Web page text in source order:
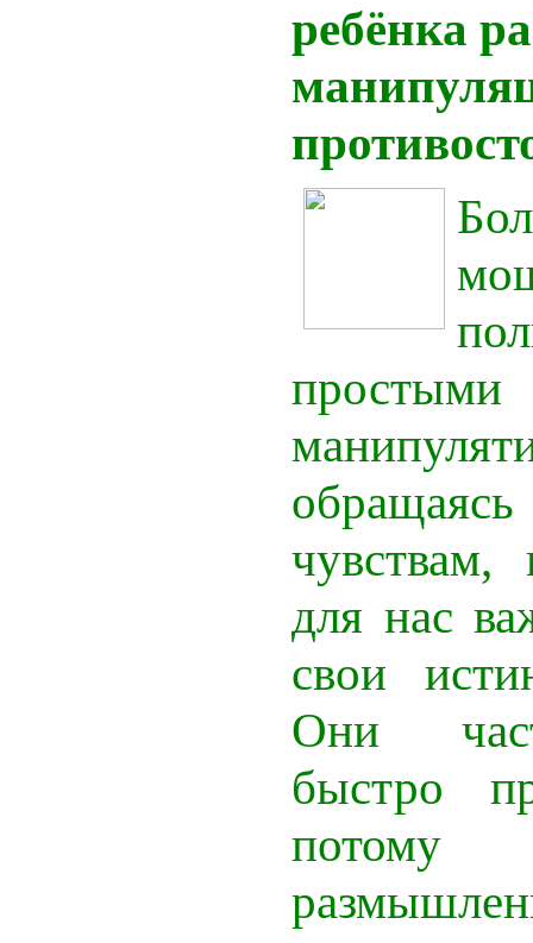
ребёнка
простыми
чувствам,
для нас
свои
Они
быстро